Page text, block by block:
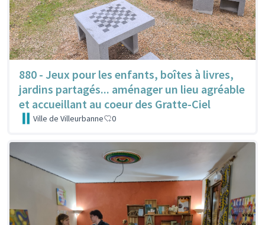
880 - Jeux pour les enfants, boîtes à livres,
jardins partagés... aménager un lieu agréable
et accueillant au coeur des Gratte-Ciel
Ville de Villeurbanne 0